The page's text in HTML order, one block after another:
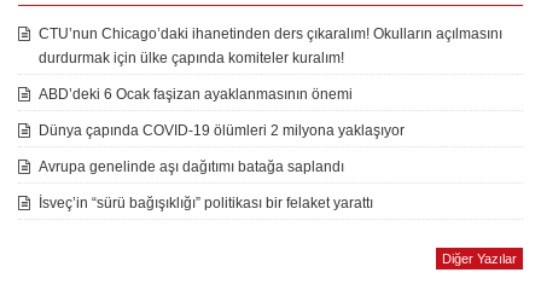
CTU’nun Chicago’daki ihanetinden ders çıkaralım! Okulların açılmasını
durdurmak için ülke çapında komiteler kuralım!
ABD’deki 6 Ocak faşizan ayaklanmasının önemi
Dünya çapında COVID-19 ölümleri 2 milyona yaklaşıyor
Avrupa genelinde aşı dağıtımı batağa saplandı
İsveç’in “sürü bağışıklığı” politikası bir felaket yarattı
Diğer Yazılar